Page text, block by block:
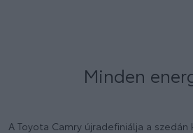
Minden
A Toyota Camry újradefiniálja a